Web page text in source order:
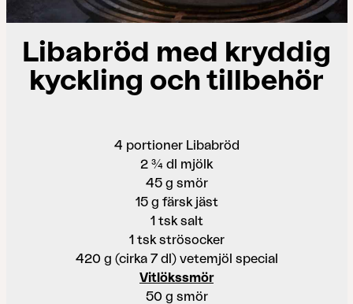
Libabröd med kryddig
kyckling och tillbehör
4 portioner Libabröd
2 ¾ dl mjölk
45 g smör
15 g färsk jäst
1 tsk salt
1 tsk strösocker
420 g (cirka 7 dl) vetemjöl special
Vitlökssmör
50 g smör